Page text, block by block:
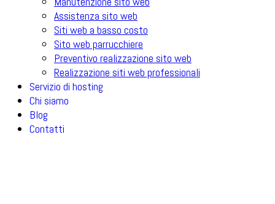
Assistenza sito web
Siti web a basso costo
Sito web parrucchiere
Preventivo realizzazione sito web
Realizzazione siti web professionali
Servizio di hosting
Chi siamo
Blog
Contatti